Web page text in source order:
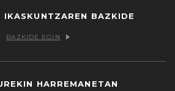
IKASKUNTZAREN BAZKIDE
BAZKIDE EGIN
HARREMANETAN